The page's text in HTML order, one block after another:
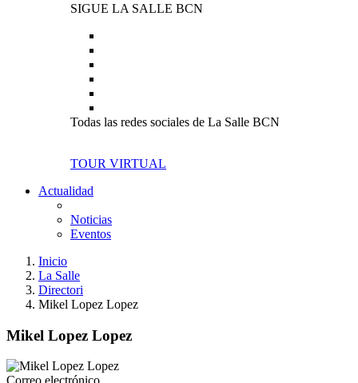
SIGUE LA SALLE BCN
Todas las redes sociales de La Salle BCN
TOUR VIRTUAL
Actualidad
Noticias
Eventos
Inicio
La Salle
Directori
Mikel Lopez Lopez
Mikel Lopez Lopez